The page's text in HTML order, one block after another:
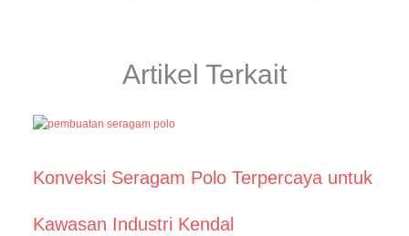
Artikel Terkait
Konveksi Seragam Polo Terpercaya untuk
Kawasan Industri Kendal